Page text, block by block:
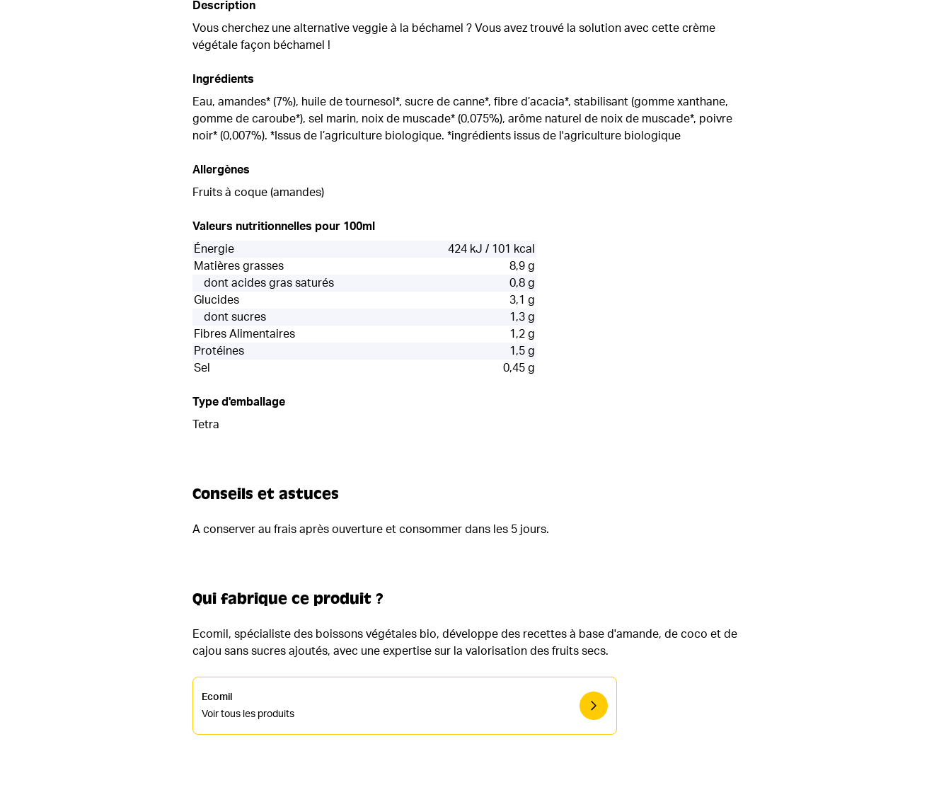
Description
Vous cherchez une alternative veggie à la béchamel ? Vous avez trouvé la solution avec cette crème
végétale façon béchamel !
Ingrédients
Eau, amandes* (7%), huile de tournesol*, sucre de canne*, fibre d’acacia*, stabilisant (gomme xanthane,
gomme de caroube*), sel marin, noix de muscade* (0,075%), arôme naturel de noix de muscade*, poivre
noir* (0,007%). *Issus de l’agriculture biologique. *ingrédients issus de l'agriculture biologique
Allergènes
Fruits à coque (amandes)
Valeurs nutritionnelles pour 100ml
Énergie
424 kJ / 101 kcal
Matières grasses
8,9 g
dont acides gras saturés
0,8 g
Glucides
3,1 g
dont sucres
1,3 g
Fibres Alimentaires
1,2 g
Protéines
1,5 g
Sel
0,45 g
Type d'emballage
Tetra
Conseils et astuces
A conserver au frais après ouverture et consommer dans les 5 jours.
Qui fabrique ce produit ?
Ecomil, spécialiste des boissons végétales bio, développe des recettes à base d'amande, de coco et de
cajou sans sucres ajoutés, avec une expertise sur la valorisation des fruits secs.
Ecomil
Voir tous les produits